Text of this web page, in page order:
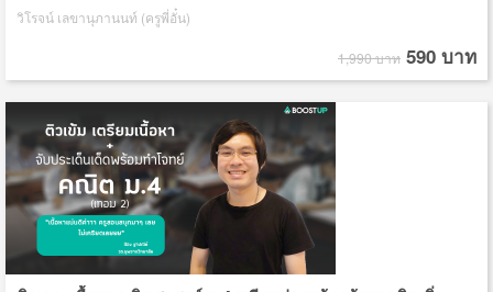
วิโรจน์ เลขานุภานนท์ (ครูพี่อั๋น)
1,990 บาท 590 บาท